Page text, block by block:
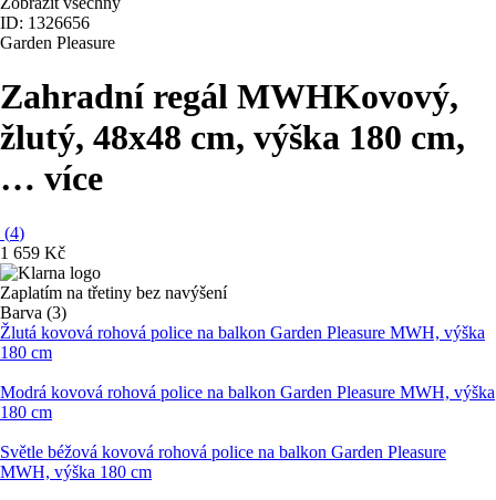
ID: 1326656
Garden Pleasure
Zahradní regál MWHKovový,
žlutý, 48x48 cm, výška 180 cm,
… více
(4)
1 659 Kč
Zaplatím na třetiny bez navýšení
Barva (3)
Žlutá kovová rohová police na balkon Garden Pleasure MWH, výška
180 cm
Modrá kovová rohová police na balkon Garden Pleasure MWH, výška
180 cm
Světle béžová kovová rohová police na balkon Garden Pleasure
MWH, výška 180 cm